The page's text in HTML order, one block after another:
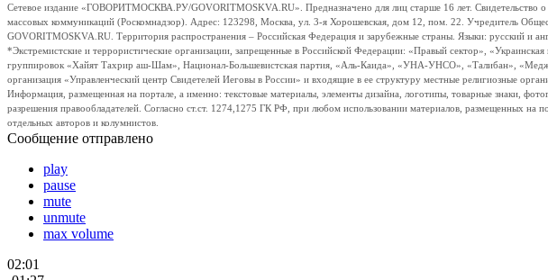
Сетевое издание «ГОВОРИТМОСКВА.РУ/GOVORITMOSKVA.RU». Предназначено для лиц старше 16 лет.
массовых коммуникаций (Роскомнадзор). Адрес: 123298, Москва, ул. 3-я Хорошевская, дом 12, пом. 22. Учредитель
GOVORITMOSKVA.RU. Территория распространения – Российская Федерация и зарубежные страны. Языки: русский
*Экстремистские и террористические организации, запрещенные в Российской Федерации: «Правый сектор»,
группировок «Хайят Тахрир аш-Шам», Национал-Большевистская партия, «Аль-Каида», «УНА-УНСО», «Талибан»,
организация «Управленческий центр Свидетелей Иеговы в России» и входящие в ее структуру местные религиозные
Информация, размещенная на портале, а именно: текстовые материалы, элементы дизайна, логотипы, товарные знаки,
разрешения правообладателей. Согласно ст.ст. 1274,1275 ГК РФ, при любом использовании материалов, размещенных на
отдельных авторов и колумнистов.
Сообщение отправлено
play
pause
mute
unmute
max volume
02:01